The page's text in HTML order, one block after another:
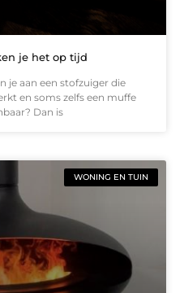
je het op tijd
je aan een stofzuiger die
en soms zelfs een muffe
Dan is
WONING EN TUIN